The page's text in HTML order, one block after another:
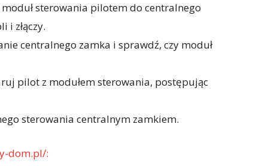
sterowania pilotem do centralnego
i złączy.
centralnego zamka i sprawdź, czy moduł
pilot z modułem sterowania, postępując
sterowania centralnym zamkiem.
dom.pl/: